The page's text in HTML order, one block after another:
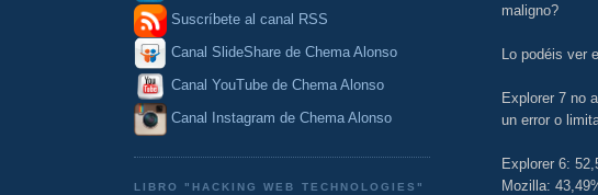
Suscríbete al canal RSS
Canal SlideShare de Chema Alonso
Canal YouTube de Chema Alonso
Canal Instagram de Chema Alonso
LIBRO "HACKING WEB TECHNOLOGIES"
maligno?
Lo podéis ver
Explorer 7 no
un error o
Explorer 6:
Mozilla: